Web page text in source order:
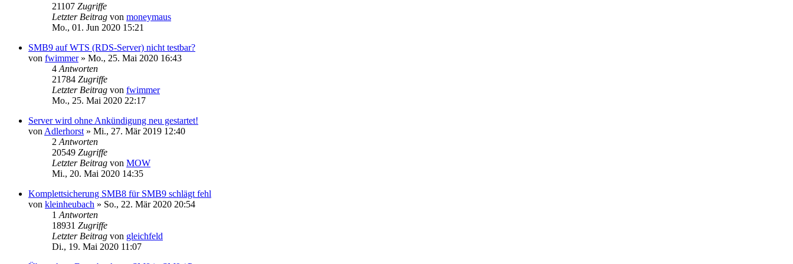
21107 Zugriffe
Letzter Beitrag von moneymaus
Mo., 01. Jun 2020 15:21
SMB9 auf WTS (RDS-Server) nicht testbar?
von fwimmer» Mo., 25. Mai 2020 16:43
4 Antworten
21784 Zugriffe
Letzter Beitrag von fwimmer
Mo., 25. Mai 2020 22:17
Server wird ohne Ankündigung neu gestartet!
von Adlerhorst » Mi., 27. Mär 2019 12:40
2 Antworten
20549 Zugriffe
Letzter Beitrag von MOW
Mi., 20. Mai 2020 14:35
Komplettsicherung SMB8 für SMB9 schlägt fehl
von kleinheubach » So., 22. Mär 2020 20:54
1 Antworten
18931 Zugriffe
Letzter Beitrag von gleichfeld
Di., 19. Mai 2020 11:07